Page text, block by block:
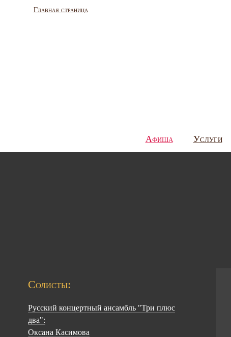
Главная страница
Афиша Услуги
Солисты:
Русский концертный ансамбль "Три плюс
два":
Оксана Касимова